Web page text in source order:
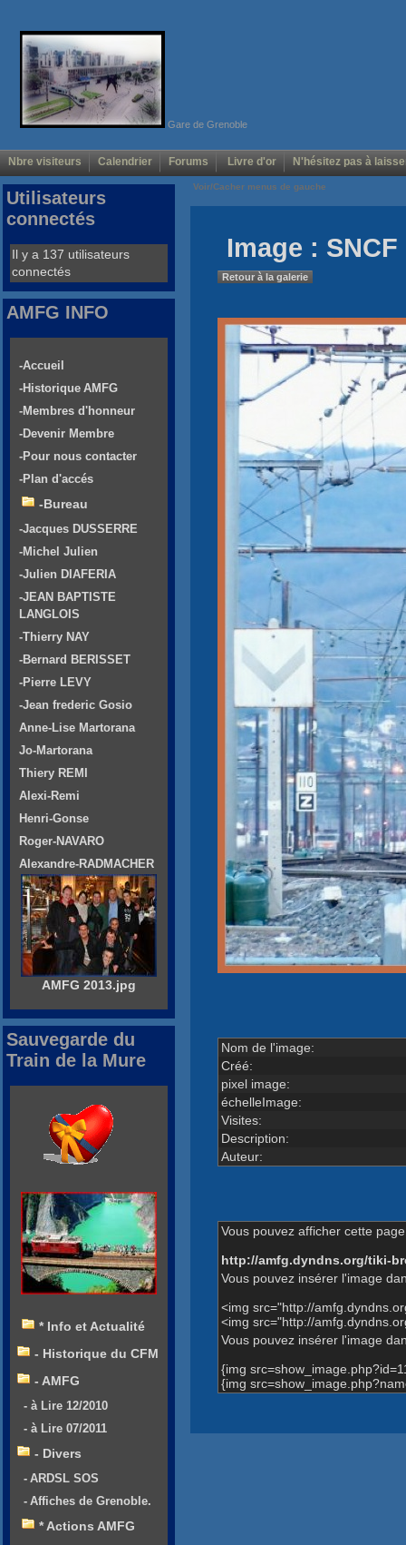
Gare de Grenoble
Nbre visiteurs Calendrier Forums Livre d'or N'hésitez pas à
Voir/Cacher menus de gauche
Image :
Retour à la galerie
Nom de l'image:
Créé:
pixel image:
échelleImage:
Visites:
Description:
Auteur:
Vous pouvez afficher cette
http://amfg.dyndns.org/tiki-
Vous pouvez insérer l'image
<img src="http://
<img src="http://
Vous pouvez insérer l'image
{img
{img
Utilisateurs
connectés
Il y a 137 utilisateurs
connectés
AMFG INFO
-Accueil
-Historique AMFG
-Membres d'honneur
-Devenir Membre
-Pour nous contacter
-Plan d'accés
-Bureau
-Jacques DUSSERRE
-Michel Julien
-Julien DIAFERIA
-JEAN BAPTISTE
LANGLOIS
-Thierry NAY
-Bernard BERISSET
-Pierre LEVY
-Jean frederic Gosio
Anne-Lise Martorana
Jo-Martorana
Thiery REMI
Alexi-Remi
Henri-Gonse
Roger-NAVARO
Alexandre-RADMACHER
AMFG 2013.jpg
Sauvegarde du
Train de la Mure
* Info et Actualité
- Historique du CFM
- AMFG
- à Lire 12/2010
- à Lire 07/2011
- Divers
- ARDSL SOS
- Affiches de Grenoble.
* Actions AMFG